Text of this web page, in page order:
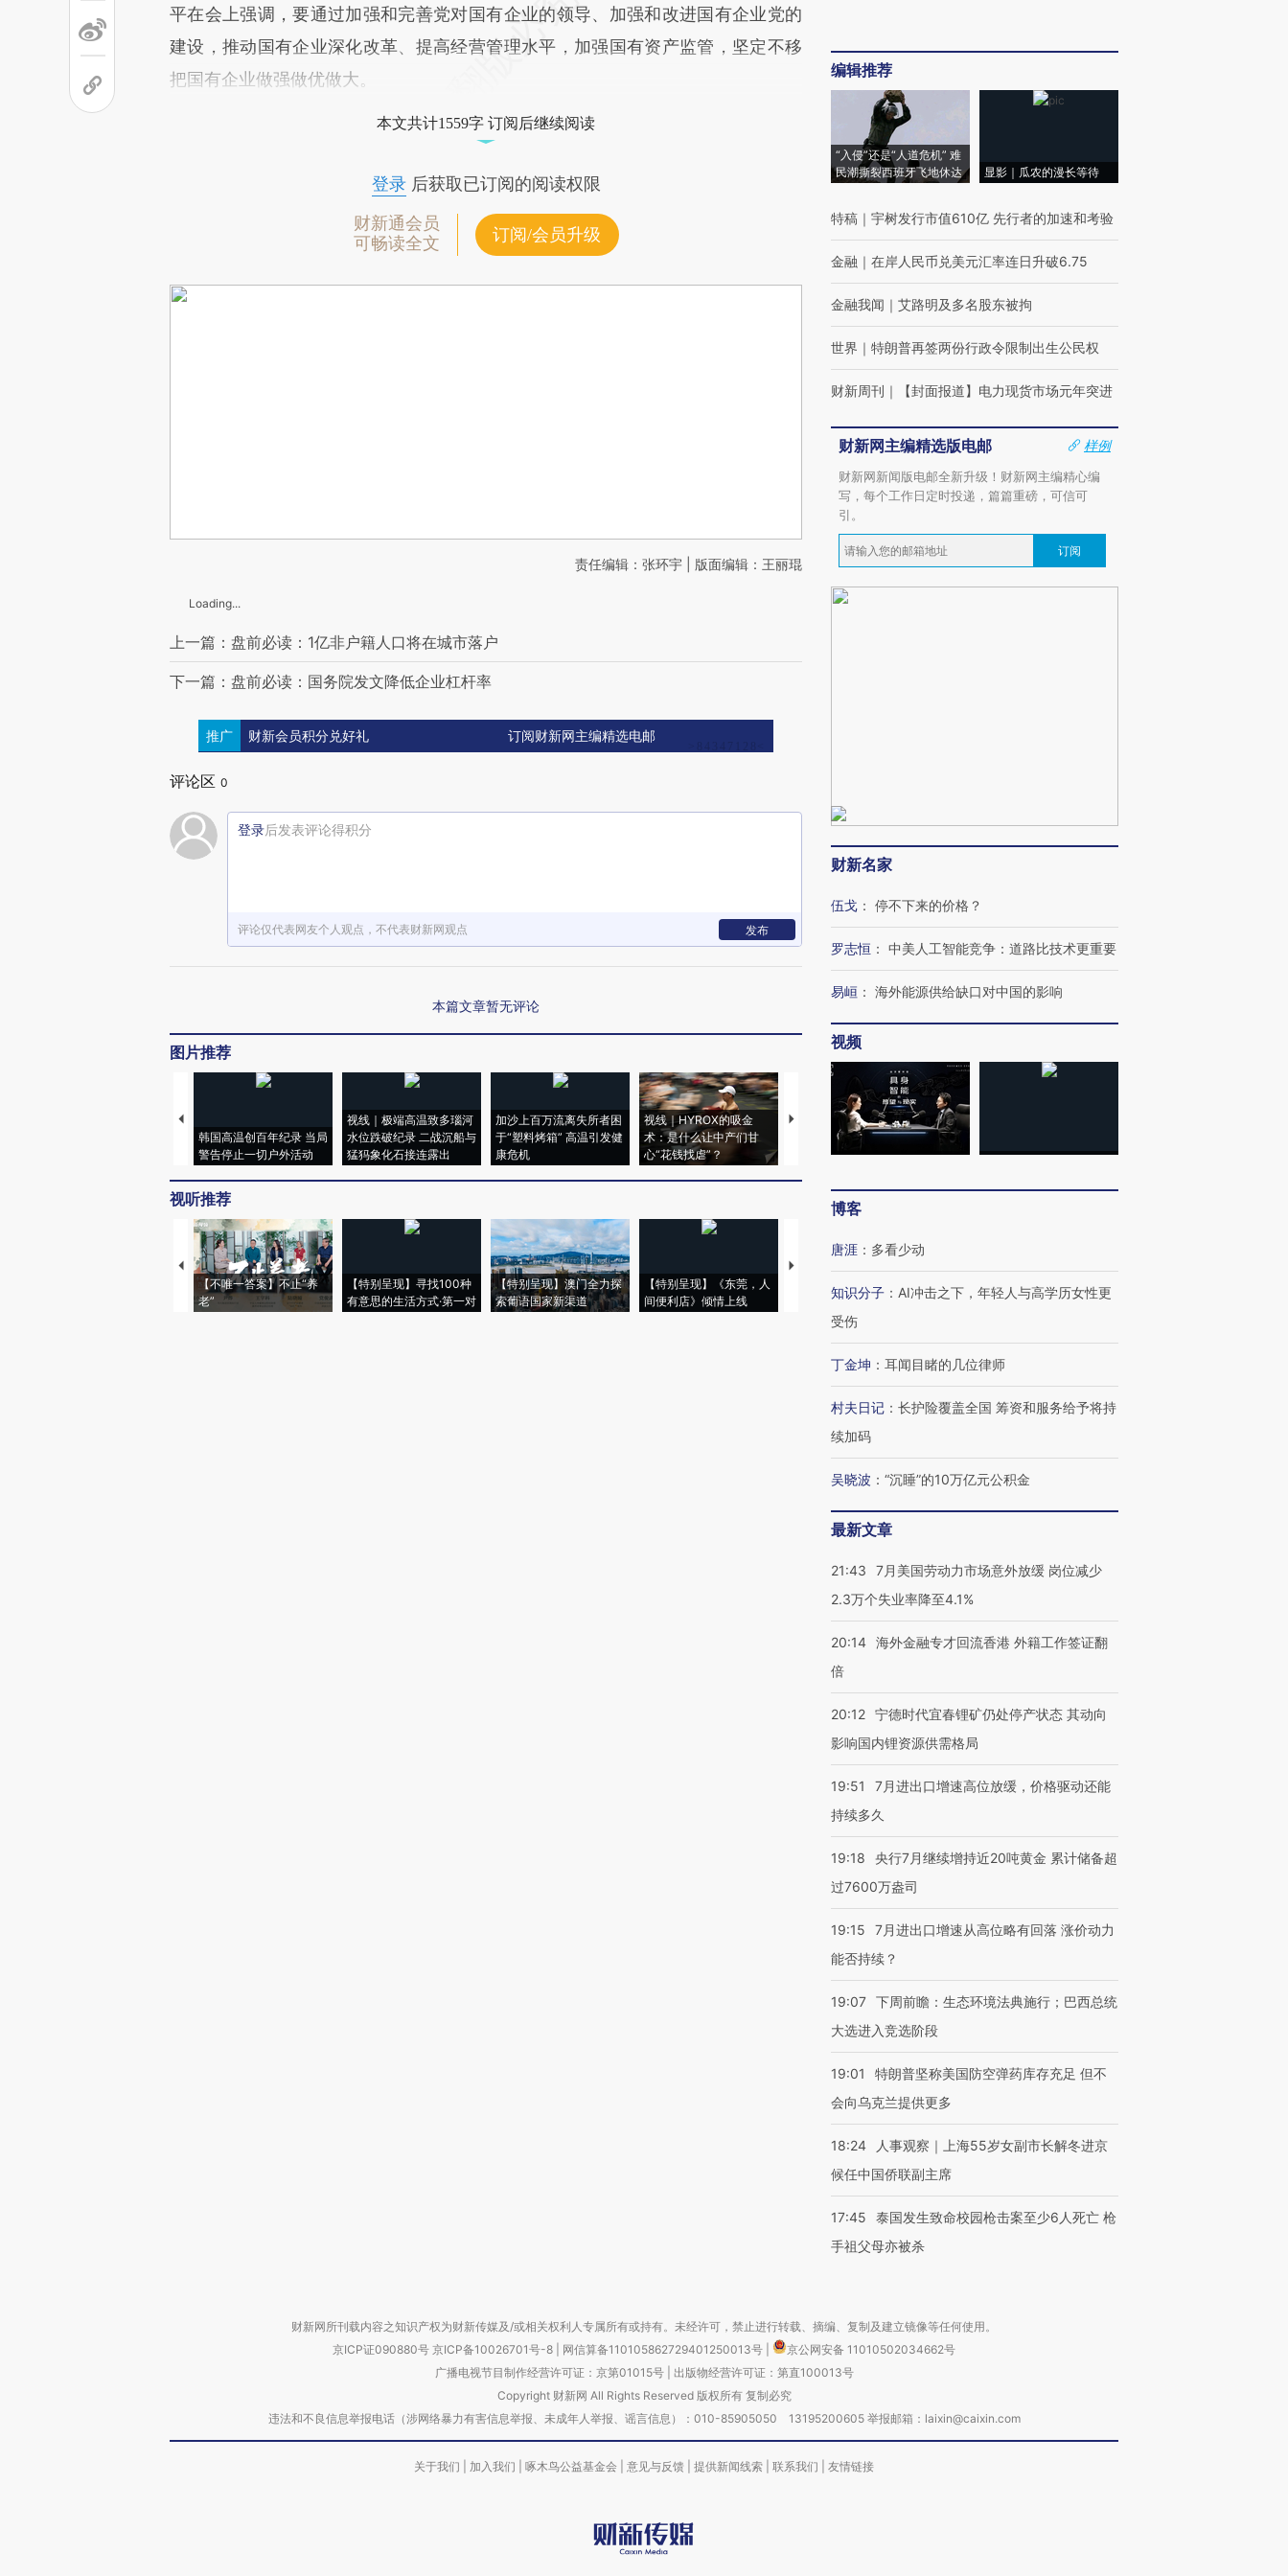
平在会上强调，要通过加强和完善党对国有企业的领导、加强和改进国有企业党的
建设，推动国有企业深化改革、提高经营管理水平，加强国有资产监管，坚定不移
把国有企业做强做优做大。
本文共计1559字 订阅后继续阅读
登录后获取已订阅的阅读权限
财新通会员
可畅读全文
订阅/会员升级
责任编辑：张环宇 | 版面编辑：王丽琨
Loading...
上一篇：盘前必读：1亿非户籍人口将在城市落户
下一篇：盘前必读：国务院发文降低企业杠杆率
推广 财新会员积分兑好礼 订阅财新网主编精选电邮
评论区 0
登录后发表评论得积分
评论仅代表网友个人观点，不代表财新网观点 发布
本篇文章暂无评论
图片推荐
韩国高温创百年纪录 当局
警告停止一切户外活动
视线｜极端高温致多瑙河
水位跌破纪录 二战沉船与
猛犸象化石接连露出
加沙上百万流离失所者困
于“塑料烤箱” 高温引发健
康危机
视线｜HYROX的吸金
术：是什么让中产们甘
心“花钱找虐”？
马航飞行员跨国走私7万
粒摇头丸 尿检体内含3种
视线｜被称为“蟑螂”的印
度Z世代 用街头抗争将教
育部长拱下台
飞地休达
视听推荐
【不唯一答案】不止“养
老”
【特别呈现】寻找100种
有意思的生活方式·第一对
【特别呈现】澳门全力探
索葡语国家新渠道
【特别呈现】《东莞，人
间便利店》倾情上线
【推广】走进第四届链博
会，让数智科技“链”接产
【特别呈现】寻找100种
有意思的生活方式·第三对
CFO：不靠规模取胜，华
住三大增长引擎是什么？
编辑推荐
“入侵”还是“人道危机” 难
民潮撕裂西班牙飞地休达
显影｜瓜农的漫长等待
特稿 ｜ 宇树发行市值610亿 先行者的加速和考验
金融 ｜ 在岸人民币兑美元汇率连日升破6.75
金融我闻 ｜ 艾路明及多名股东被拘
世界 ｜ 特朗普再签两份行政令限制出生公民权
财新周刊 ｜ 【封面报道】电力现货市场元年突进
财新网主编精选版电邮
样例
财新网新闻版电邮全新升级！财新网主编精心编
写，每个工作日定时投递，篇篇重磅，可信可
引。
订阅
财新名家
伍戈 ： 停不下来的价格？
罗志恒 ： 中美人工智能竞争：道路比技术更重要
易峘 ： 海外能源供给缺口对中国的影响
视频
博客
唐涯 ： 多看少动
知识分子 ： AI冲击之下，年轻人与高学历女性更
受伤
丁金坤 ： 耳闻目睹的几位律师
村夫日记 ： 长护险覆盖全国 筹资和服务给予将持
续加码
吴晓波 ： “沉睡”的10万亿元公积金
最新文章
21:43
7月美国劳动力市场意外放缓 岗位减少
2.3万个失业率降至4.1%
20:14 海外金融专才回流香港 外籍工作签证翻
倍
20:12 宁德时代宜春锂矿仍处停产状态 其动向
影响国内锂资源供需格局
19:51
7月进出口增速高位放缓，价格驱动还能
持续多久
19:18
央行7月继续增持近20吨黄金 累计储备超
过7600万盎司
19:15
7月进出口增速从高位略有回落 涨价动力
能否持续？
19:07 下周前瞻：生态环境法典施行；巴西总统
大选进入竞选阶段
19:01
特朗普坚称美国防空弹药库存充足 但不
会向乌克兰提供更多
18:24
人事观察｜上海55岁女副市长解冬进京
候任中国侨联副主席
17:45
泰国发生致命校园枪击案至少6人死亡 枪
手祖父母亦被杀
财新网所刊载内容之知识产权为财新传媒及/或相关权利人专属所有或持有。未经许可，禁止进行转载、摘编、复制及建立镜像等任何使用。
京ICP证090880号 京ICP备10026701号-8 网信算备110105862729401250013号
京公网安备 11010502034662号
广播电视节目制作经营许可证：京第01015号| 出版物经营许可证：第直100013号
Copyright 财新网 All Rights Reserved 版权所有 复制必究
违法和不良信息举报电话（涉网络暴力有害信息举报、未成年人举报、谣言信息）：010-85905050 13195200605 举报邮箱：laixin@caixin.com
关于我们 加入我们 啄木鸟公益基金会 意见与反馈 提供新闻线索 联系我们 友情链接